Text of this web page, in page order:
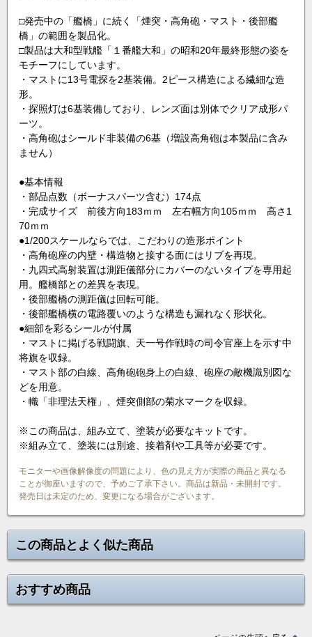
□発売中の「艦橋」に続く「煙突・高角砲・マスト・後部艦
橋」の範囲を製品化。
□製品は大和型戦艦「１番艦大和」の昭和20年最終形態の姿を
モチーフにしています。
・マストに13号電探を2基装備。2ピース構造による繊細な造
形。
・探照灯は6基装備しており、レンズ面は別体でクリア成形パ
ーツ。
・高角砲はシールド非装備の6基（増設高角砲は本製品に含み
ません）
●基本情報
・部品点数（ボーナスパーツ含む）174点
・完成サイズ 前後方向183ｍｍ 左右幅方向105ｍｍ 高さ1
70ｍｍ
●1/200スケールならでは、こだわりの造形ポイント
・高角砲座の内壁・構造物と接する面にはリブを再現。
・九四式高射装置は測距儀部分にカバーのないタイプを専用起
用。艦橋部との差異を表現。
・後部艦橋の測距儀は回転可能。
・後部艦橋横の電路覆いのような構造も漏れなく形状化。
●細部を彩るシールが付属
・マストに掲げる戦闘旗、天一号作戦時の司令官座上を示す中
将旗を収録。
・マスト部の白線、高角砲砲身上の白線、砲座の敵機識別図な
どを用意。
・幟「非理法天権」、煙突側部の菊水マークを収録。
※この商品は、組み立て、塗装が必要なキットです。
※組み立て、塗装には別途、接着剤や工具等が必要です。
モニターや画像解像度の問題により、色の見え方が実際の商品と異なる
ことが御座いますので、予めご了承下さい。商品は新品・未開封です。
発売日は未定のため、変更になる場合がございます。
この商品とよく似た商品
おすすめ商品